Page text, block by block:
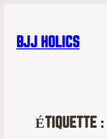
BJJ HOLICS
ÉTIQUETTE :